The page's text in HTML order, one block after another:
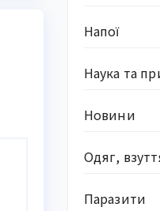
Напої
Наука та
Новини
Одяг,
Паразити